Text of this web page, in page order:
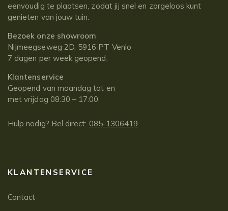
eenvoudig te plaatsen, zodat jij snel en zorgeloos kunt
genieten van jouw tuin.
Bezoek onze showroom
Nijmeegseweg 2D, 5916 PT Venlo
7 dagen per week geopend.
Klantenservice
Geopend van maandag tot en
met vrijdag 08:30 – 17:00
Hulp nodig? Bel direct: 085-1306419
KLANTENSERVICE
Contact